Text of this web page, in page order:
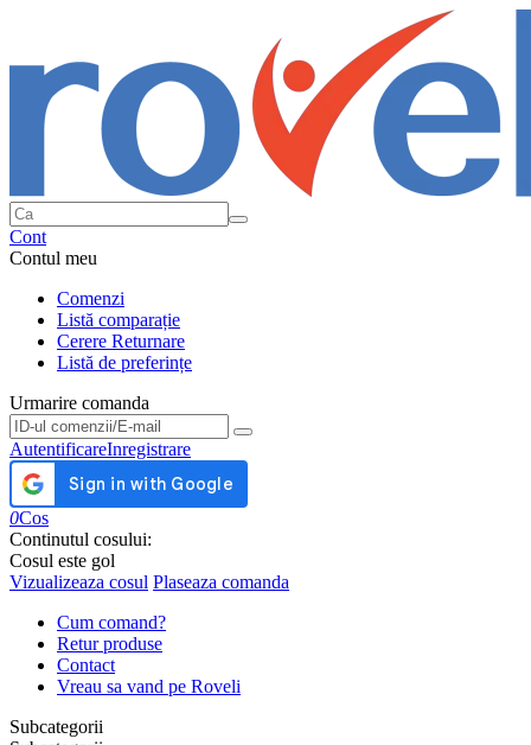
Cont
Contul meu
Comenzi
Listă comparație
Cerere Returnare
Listă de preferințe
Urmarire comanda
Urmarire comanda
AutentificareInregistrare
0Cos
Continutul cosului:
Cosul este gol
Vizualizeaza cosul Plaseaza comanda
Cum comand?
Retur produse
Contact
Vreau sa vand pe Roveli
Subcategorii